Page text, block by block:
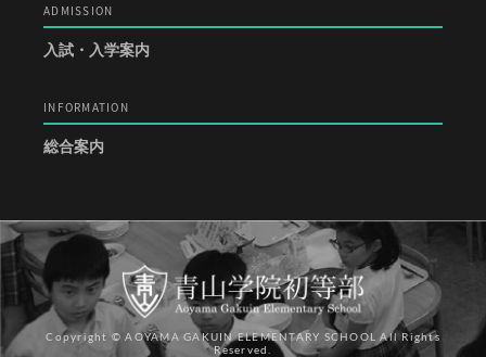
ADMISSION
入試・入学案内
INFORMATION
総合案内
Copyright © AOYAMA GAKUIN ELEMENTARY SCHOOL All Rights
Reserved.